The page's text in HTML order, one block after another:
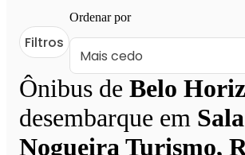
Ônibus de Belo
desembarque em
Nogueira Turismo,
Filtros
Ordenar por